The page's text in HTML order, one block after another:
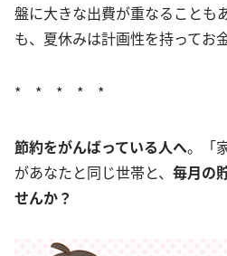
盤に大きな出費が重なることも
も、夏休みは計画性を持ってお
* * * * *
節約をがんばっている人へ。「
があなたと同じ世帯と、 毎月の
せんか？